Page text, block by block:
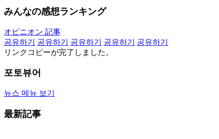
みんなの感想ランキング
オピニオン 記事
공유하기
공유하기 공유하기 공유하기
공유하기
リンクコピーが完了しました。
포토뷰어
뉴스 메뉴 보기
最新記事